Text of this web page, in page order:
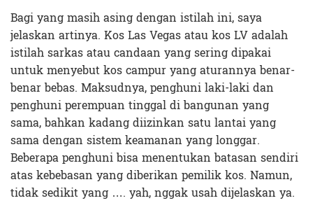
Bagi yang masih asing dengan istilah ini, saya
jelaskan artinya. Kos Las Vegas atau kos LV adalah
istilah sarkas atau candaan yang sering dipakai
untuk menyebut kos campur yang aturannya benar-
benar bebas. Maksudnya, penghuni laki-laki dan
penghuni perempuan tinggal di bangunan yang
sama, bahkan kadang diizinkan satu lantai yang
sama dengan sistem keamanan yang longgar.
Beberapa penghuni bisa menentukan batasan sendiri
atas kebebasan yang diberikan pemilik kos. Namun,
tidak sedikit yang …. yah, nggak usah dijelaskan ya.